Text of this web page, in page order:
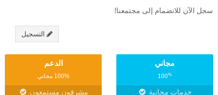
سجل الآن للانضمام إلى مجتمعنا!
التسجيل
مجاني
100%
خدمات مجانية
الدعم
100% مجاني
مشرفون مستمعون